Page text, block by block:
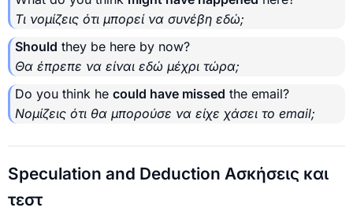
Τι νομίζεις ότι μπορεί να συνέβη εδώ;
Should they be here by now?
Θα έπρεπε να είναι εδώ μέχρι τώρα;
Do you think he could have missed the email?
Νομίζεις ότι θα μπορούσε να είχε χάσει το email;
Speculation and Deduction Ασκήσεις και
τεστ